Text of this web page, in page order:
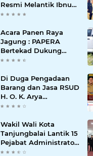
Resmi Melantik Ibnu
Al Kautsar Harahap
(Korbid) BEMNUS
Periode 2024/2025
Acara Panen Raya
Jagung : PAPERA
Bertekad Dukung
Program Nasional
Kota Kerang
Tanjungbalai
Di Duga Pengadaan
Barang dan Jasa RSUD
H. O. K. Arya
Zulkarnaen Belum
SPSE, Tapi Sudah
Dikerjakan: Indikasi
Maladministrasi dan
Potensi Pelanggaran
Wakil Wali Kota
Tanjungbalai Lantik 15
Pejabat Administrator
dan Pengawas Serta 2